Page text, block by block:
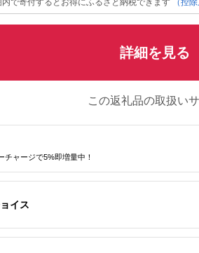
で寄付するとお得にふるさと納税できます
（控
詳細を見る
この返礼品の取扱い
チャージで5%即増量中！
イス